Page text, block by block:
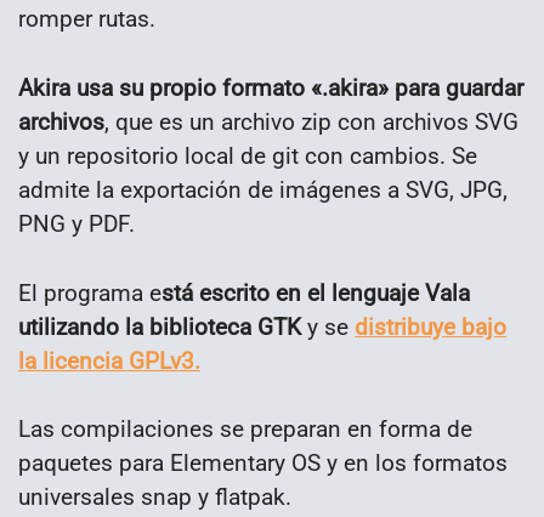
romper rutas.
Akira usa su propio formato «.akira» para guardar
archivos, que es un archivo zip con archivos SVG
y un repositorio local de git con cambios. Se
admite la exportación de imágenes a SVG, JPG,
PNG y PDF.
El programa está escrito en el lenguaje Vala
utilizando la biblioteca GTKy se distribuye bajo
la licencia GPLv3.
Las compilaciones se preparan en forma de
paquetes para Elementary OS y en los formatos
universales snap y flatpak.